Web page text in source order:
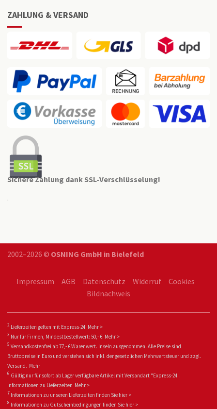
ZAHLUNG & VERSAND
Sichere Zahlung dank SSL-Verschlüsselung!
.
2002–2026 © OSNING GmbH in Bielefeld
Impressum AGB Datenschutz Widerruf
Cookies
Bildnachweis
2 Lieferzeiten gelten mit Express-24. Mehr >
3 Nur für Firmen, Mindestbestellwert: 50,- €. Mehr >
5 Versandkostenfrei ab 77,- € Warenwert. Inseln ausgenommen. Alle Preise sind
Bruttopreise in Euro und verstehen sich inkl. der gesetzlichen Mehrwertsteuer und zzgl.
Versand. Mehr
6 Gültig nur für sofort ab Lager verfügbare Artikel mit Versandart "Express-24".
Informationen zu Lieferzeiten Mehr >
7 Informationen zu unseren Lieferzeiten finden Sie hier >
8 Informationen zu Gutscheinbedingungen finden Sie hier >